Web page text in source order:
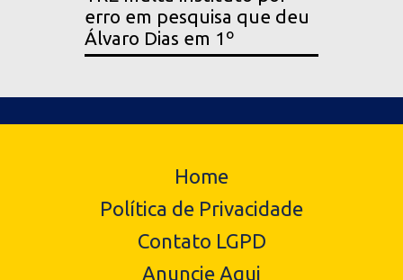
erro em pesquisa que deu
Álvaro Dias em 1º
Home
Política de Privacidade
Contato LGPD
Anuncie Aqui